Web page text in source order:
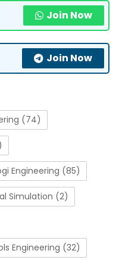
Join Now
Join Now
(74)
Engineering (85)
Simulation (2)
Engineering (32)